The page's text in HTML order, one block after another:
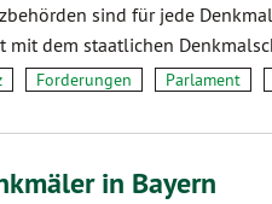
sind für jede
mit dem staatlichen
Forderungen Parlament
in Bayern